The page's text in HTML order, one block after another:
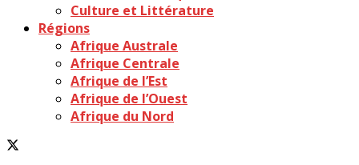
Culture et Littérature
Régions
Afrique Australe
Afrique Centrale
Afrique de l’Est
Afrique de l’Ouest
Afrique du Nord